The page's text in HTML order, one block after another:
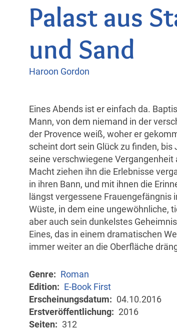
Palast aus
und Sand
Haroon Gordon
Eines Abends ist er einfach da.
Mann, von dem niemand in der
der Provence weiß, woher er
scheint dort sein Glück zu finden,
seine verschwiegene
Macht ziehen ihn die Erlebnisse
in ihren Bann, und mit ihnen die
längst vergessene Frauengefängnis
Wüste, in dem eine ungewöhnliche,
aber auch sein dunkelstes
Eines, das in einem dramatischen
immer weiter an die Oberfläche
Genre
Roman
Edition
E-Book First
Erscheinungsdatum
04.10.2016
Erstveröffentlichung
2016
Seiten
312